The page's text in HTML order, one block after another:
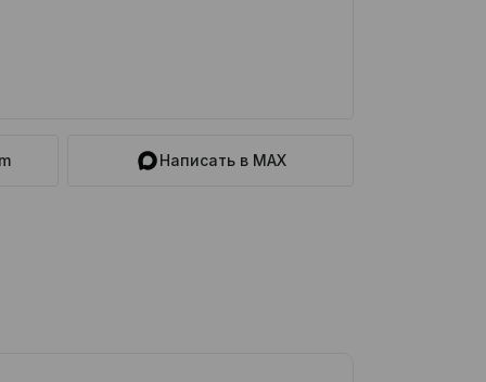
Написать в MAX